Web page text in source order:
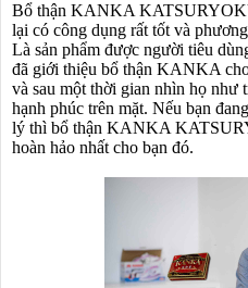
Bổ thận KANKA
lại có công dụng rất tốt và
Là sản phẩm được người tiêu
đã giới thiệu bổ thận KANKA
và sau một thời gian nhìn họ như
hạnh phúc trên mặt. Nếu bạn
lý thì bổ thận KANKA
hoàn hảo nhất cho bạn đó.